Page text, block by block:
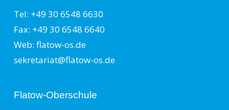
Tel: +49 30 6548 6630
Fax: +49 30 6548 6640
Web: flatow-os.de
sekretariat@flatow-os.de
Flatow-Oberschule